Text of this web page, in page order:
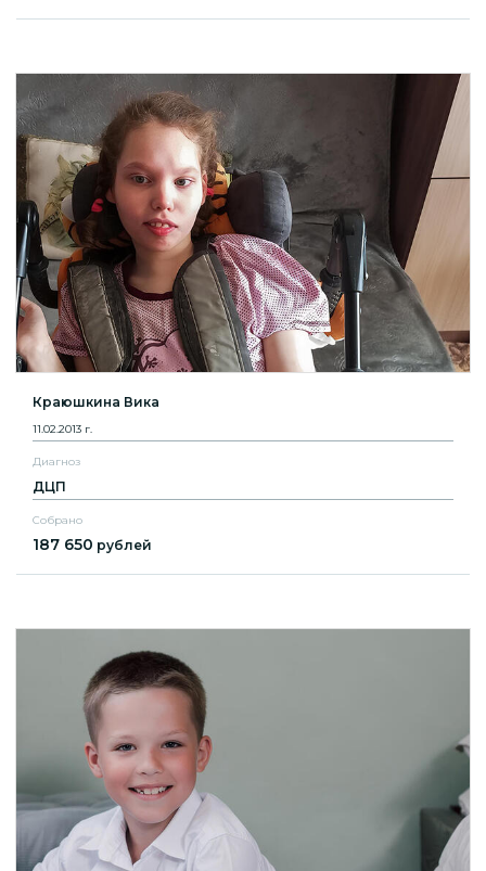
Краюшкина Вика
11.02.2013 г.
Диагноз
ДЦП
Собрано
187 650 рублей